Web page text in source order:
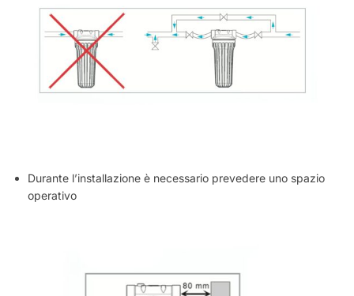
Durante l’installazione è necessario prevedere uno spazio
operativo